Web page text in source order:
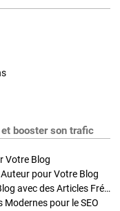
booster son trafic
Votre Blog
pour Votre Blog
Stratégies de Publication : Boostez Votre Blog avec des Articles Fréquents et Exclusifs
Modernes pour le SEO